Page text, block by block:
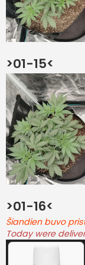
>01-15<
>01-16<
Šiandien buvo
Today were